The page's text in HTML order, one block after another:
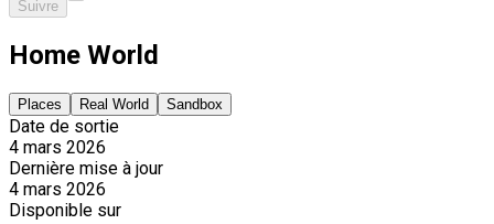
Suivre
Home World
Places Real World Sandbox
Date de sortie
4 mars 2026
Dernière mise à jour
4 mars 2026
Disponible sur